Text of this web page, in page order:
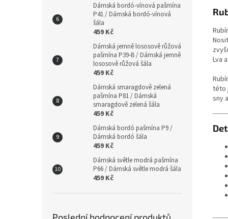
Dámská bordó-vínová pašmína
P41 / Dámská bordó-vínová
šála
459 Kč
Dámská jemně lososově růžová
pašmína P39-B / Dámská jemně
lososově růžová šála
459 Kč
Dámská smaragdově zelená
pašmína P81 / Dámská
smaragdově zelená šála
459 Kč
Dámská bordó pašmína P9 /
Dámská bordó šála
459 Kč
Dámská světle modrá pašmína
P66 / Dámská světle modrá šála
459 Kč
Lva
této
sny